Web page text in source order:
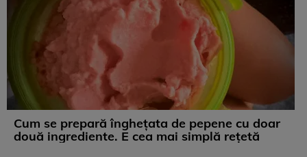
Cum se prepară înghețata de pepene cu doar
două ingrediente. E cea mai simplă rețetă